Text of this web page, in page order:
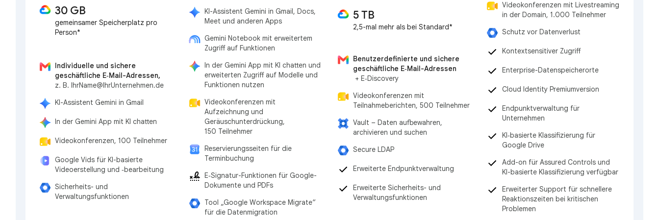
30 GB
gemeinsamer Speicherplatz pro
Person*
Individuelle und sichere
geschäftliche E‑Mail-Adressen,
z. B. IhrName@IhrUnternehmen.de
KI-Assistent Gemini in Gmail
In der Gemini App mit KI chatten
Videokonferenzen, 100 Teilnehmer
Google Vids für KI-basierte
Videoerstellung und ‑bearbeitung
Sicherheits- und
Verwaltungsfunktionen
KI-Assistent Gemini in Gmail, Docs,
Meet und anderen Apps
Gemini Notebook mit erweitertem
Zugriff auf Funktionen
In der Gemini App mit KI chatten und
erweiterten Zugriff auf Modelle und
Funktionen nutzen
Videokonferenzen mit
Aufzeichnung und
Geräuschunterdrückung,
150 Teilnehmer
Reservierungsseiten für die
Terminbuchung
E‑Signatur-Funktionen für Google-
Dokumente und PDFs
Tool „Google Workspace Migrate“
für die Datenmigration
5 TB
2,5-mal mehr als bei Standard*
Benutzerdefinierte und sichere
geschäftliche E‑Mail-Adressen
+ E‑Discovery
Videokonferenzen mit
Teilnahmeberichten, 500 Teilnehmer
Vault – Daten aufbewahren,
archivieren und suchen
Secure LDAP
Erweiterte Endpunktverwaltung
Erweiterte Sicherheits- und
Verwaltungsfunktionen
Videokonferenzen mit Livestreaming
in der Domain, 1.000 Teilnehmer
Schutz vor Datenverlust
Kontextsensitiver Zugriff
Enterprise-Datenspeicherorte
Cloud Identity Premiumversion
Endpunktverwaltung für
Unternehmen
KI‑basierte Klassifizierung für
Google Drive
Add-on für Assured Controls und
KI-basierte Klassifizierung verfügbar
Erweiterter Support für schnellere
Reaktionszeiten bei kritischen
Problemen